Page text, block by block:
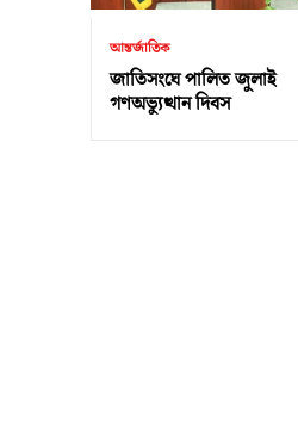
আন্তর্জাতিক
জাতিসংঘে পালিত জুলাই
গণঅভ্যুত্থান দিবস